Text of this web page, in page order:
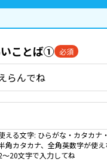
ことば① 必須
える文字: ひらがな・カタカナ
角カタカナ、全角英数字が使え
20文字で入力してね